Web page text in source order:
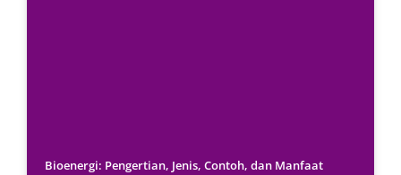
Bioenergi: Pengertian, Jenis, Contoh, dan Manfaat